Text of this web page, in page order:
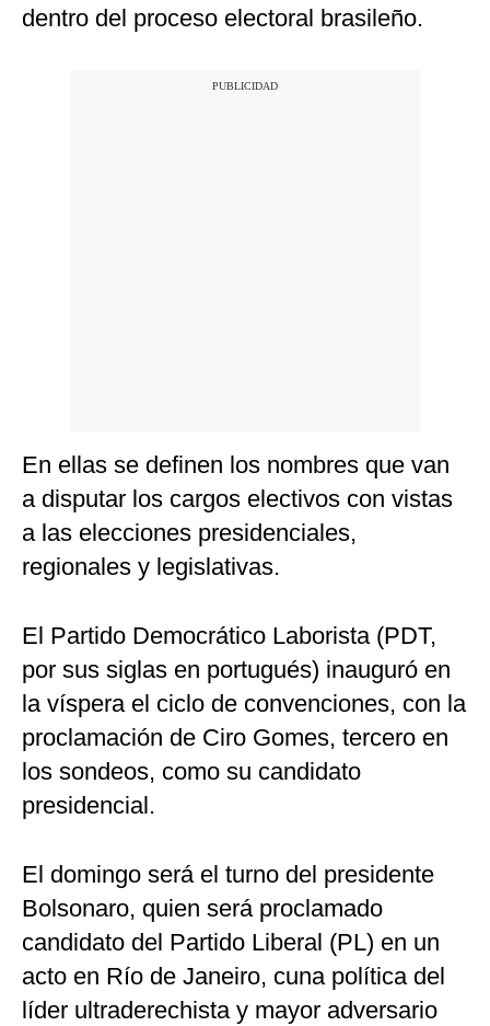
dentro del proceso electoral brasileño.
En ellas se definen los nombres que van
a disputar los cargos electivos con vistas
a las elecciones presidenciales,
regionales y legislativas.
El Partido Democrático Laborista (PDT,
por sus siglas en portugués) inauguró en
la víspera el ciclo de convenciones, con la
proclamación de Ciro Gomes, tercero en
los sondeos, como su candidato
presidencial.
El domingo será el turno del presidente
Bolsonaro, quien será proclamado
candidato del Partido Liberal (PL) en un
acto en Río de Janeiro, cuna política del
líder ultraderechista y mayor adversario